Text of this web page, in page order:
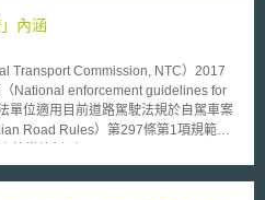
證制度。其具體任務包含擬定認證制度
「資通安全協助隊」的商標。同時在業
的中小企業得以之為拓展其業務的優勢
溫室氣體排放，同時在乾淨和永續的原
」聯盟（Western Climate Initiative）合
四個省份，共同承諾去管制它們的碳排
計畫中其它重要的方案還包括了，執行
永續能源的使用、執行低碳燃油標準
予加州居民數以千萬的工作機會。且身
內涵
Commission, NTC）2017
National enforcement guidelines for
單位適用目前道路駕駛法規於自駕車案
Road Rules）第297條第1項規範
control）」，此法規中的「恰當控